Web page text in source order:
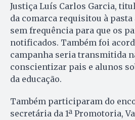
Justiça Luís Carlos Garcia,
da comarca requisitou à pasta
sem frequência para que os
notificados. Também foi
campanha seria transmitida
conscientizar pais e alunos
da educação.
Também participaram do
secretária da 1ª Promotoria,